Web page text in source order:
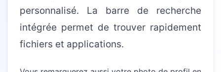
personnalisé. La barre de recherche
intégrée permet de trouver rapidement
fichiers et applications.